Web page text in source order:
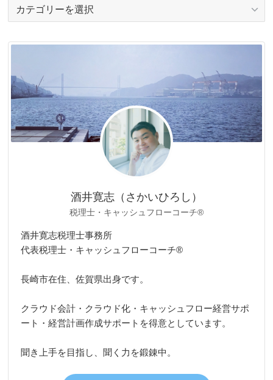
リ
酒井寛志（さかいひろし）
税理士・キャッシュフローコーチ®
酒井寛志税理士事務所
代表税理士・キャッシュフローコーチ®
長崎市在住、佐賀県出身です。
クラウド会計・クラウド化・キャッシュフロー経営サポ
ート・経営計画作成サポートを得意としています。
聞き上手を目指し、聞く力を鍛錬中。